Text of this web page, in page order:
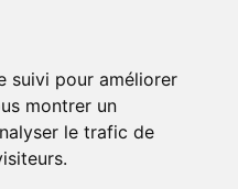
suivi pour améliorer
montrer un
le trafic de